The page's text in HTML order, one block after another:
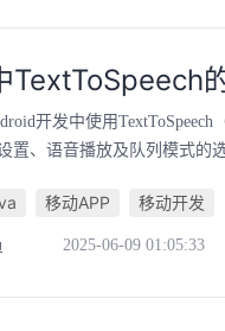
TextToSpeech
开发中使用
置、语音播放及队列模式的
移动APP 移动开发
2025-06-09 01:05:33